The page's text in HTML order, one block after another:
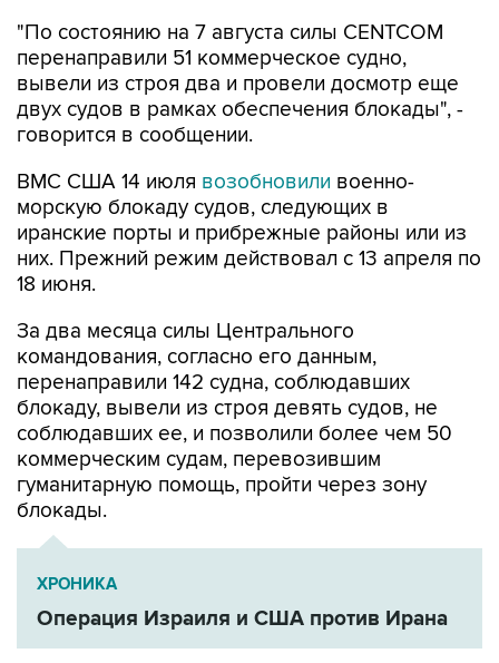
"По состоянию на 7 августа силы CENTCOM
перенаправили 51 коммерческое судно,
вывели из строя два и провели досмотр еще
двух судов в рамках обеспечения блокады", -
говорится в сообщении.
ВМС США 14 июля возобновили военно-
морскую блокаду судов, следующих в
иранские порты и прибрежные районы или из
них. Прежний режим действовал с 13 апреля по
18 июня.
За два месяца силы Центрального
командования, согласно его данным,
перенаправили 142 судна, соблюдавших
блокаду, вывели из строя девять судов, не
соблюдавших ее, и позволили более чем 50
коммерческим судам, перевозившим
гуманитарную помощь, пройти через зону
блокады.
ХРОНИКА
Операция Израиля и США против Ирана